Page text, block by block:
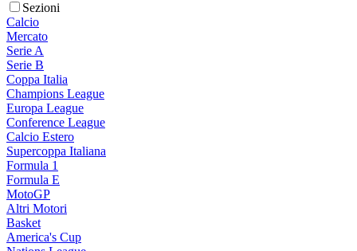
Sezioni
Calcio
Mercato
Serie A
Serie B
Coppa Italia
Champions League
Europa League
Conference League
Calcio Estero
Supercoppa Italiana
Formula 1
Formula E
MotoGP
Altri Motori
Basket
America's Cup